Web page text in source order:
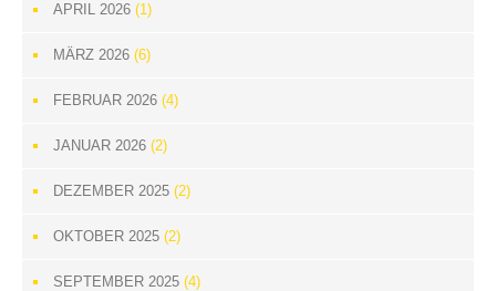
APRIL 2026 (1)
MÄRZ 2026 (6)
FEBRUAR 2026 (4)
JANUAR 2026 (2)
DEZEMBER 2025 (2)
OKTOBER 2025 (2)
SEPTEMBER 2025 (4)